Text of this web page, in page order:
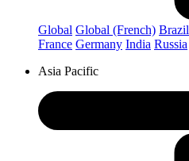
Global Global (French) Brazil
France Germany India Russia
Asia Pacific